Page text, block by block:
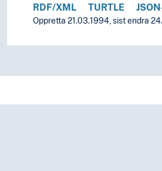
RDF/XML TURTLE
Oppretta 21.03.1994, sist endra